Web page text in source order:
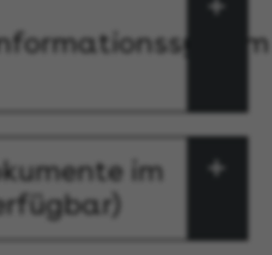
im